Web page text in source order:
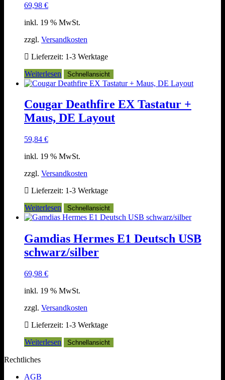
69,98 €
inkl. 19 % MwSt.
zzgl. Versandkosten
Lieferzeit: 1-3 Werktage
Weiterlesen
Schnellansicht
Cougar Deathfire EX Tastatur +
Maus, DE Layout
59,84 €
inkl. 19 % MwSt.
zzgl. Versandkosten
Lieferzeit: 1-3 Werktage
Weiterlesen
Schnellansicht
Gamdias Hermes E1 Deutsch USB
schwarz/silber
69,98 €
inkl. 19 % MwSt.
zzgl. Versandkosten
Lieferzeit: 1-3 Werktage
Weiterlesen
Schnellansicht
Rechtliches
AGB